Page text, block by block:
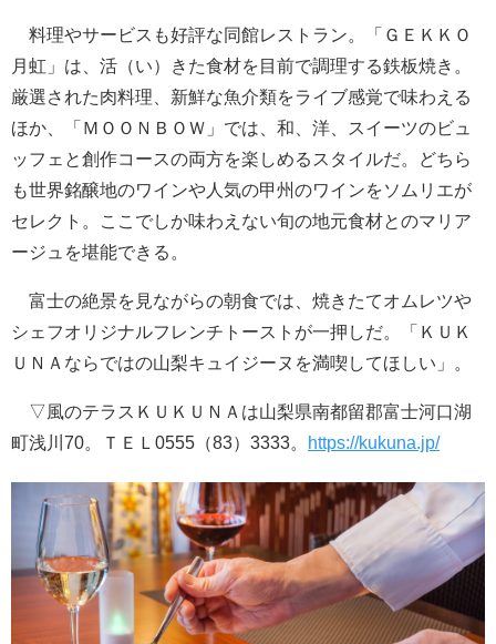
料理やサービスも好評な同館レストラン。「ＧＥＫＫＯ
月虹」は、活（い）きた食材を目前で調理する鉄板焼き。
厳選された肉料理、新鮮な魚介類をライブ感覚で味わえる
ほか、「ＭＯＯＮＢＯＷ」では、和、洋、スイーツのビュ
ッフェと創作コースの両方を楽しめるスタイルだ。どちら
も世界銘醸地のワインや人気の甲州のワインをソムリエが
セレクト。ここでしか味わえない旬の地元食材とのマリア
ージュを堪能できる。
富士の絶景を見ながらの朝食では、焼きたてオムレツや
シェフオリジナルフレンチトーストが一押しだ。「ＫＵＫ
ＵＮＡならではの山梨キュイジーヌを満喫してほしい」。
▽風のテラスＫＵＫＵＮＡは山梨県南都留郡富士河口湖
町浅川70。ＴＥＬ0555（83）3333。
https://kukuna.jp/